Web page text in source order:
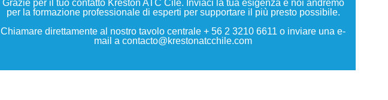
Grazie per il tuo contatto Kreston ATC Cile. Inviaci la tua esigenza e noi andremo
per la formazione professionale di esperti per supportare il più presto possibile.
Chiamare direttamente al nostro tavolo centrale + 56 2 3210 6611 o inviare una e-
mail a contacto@krestonatcchile.com